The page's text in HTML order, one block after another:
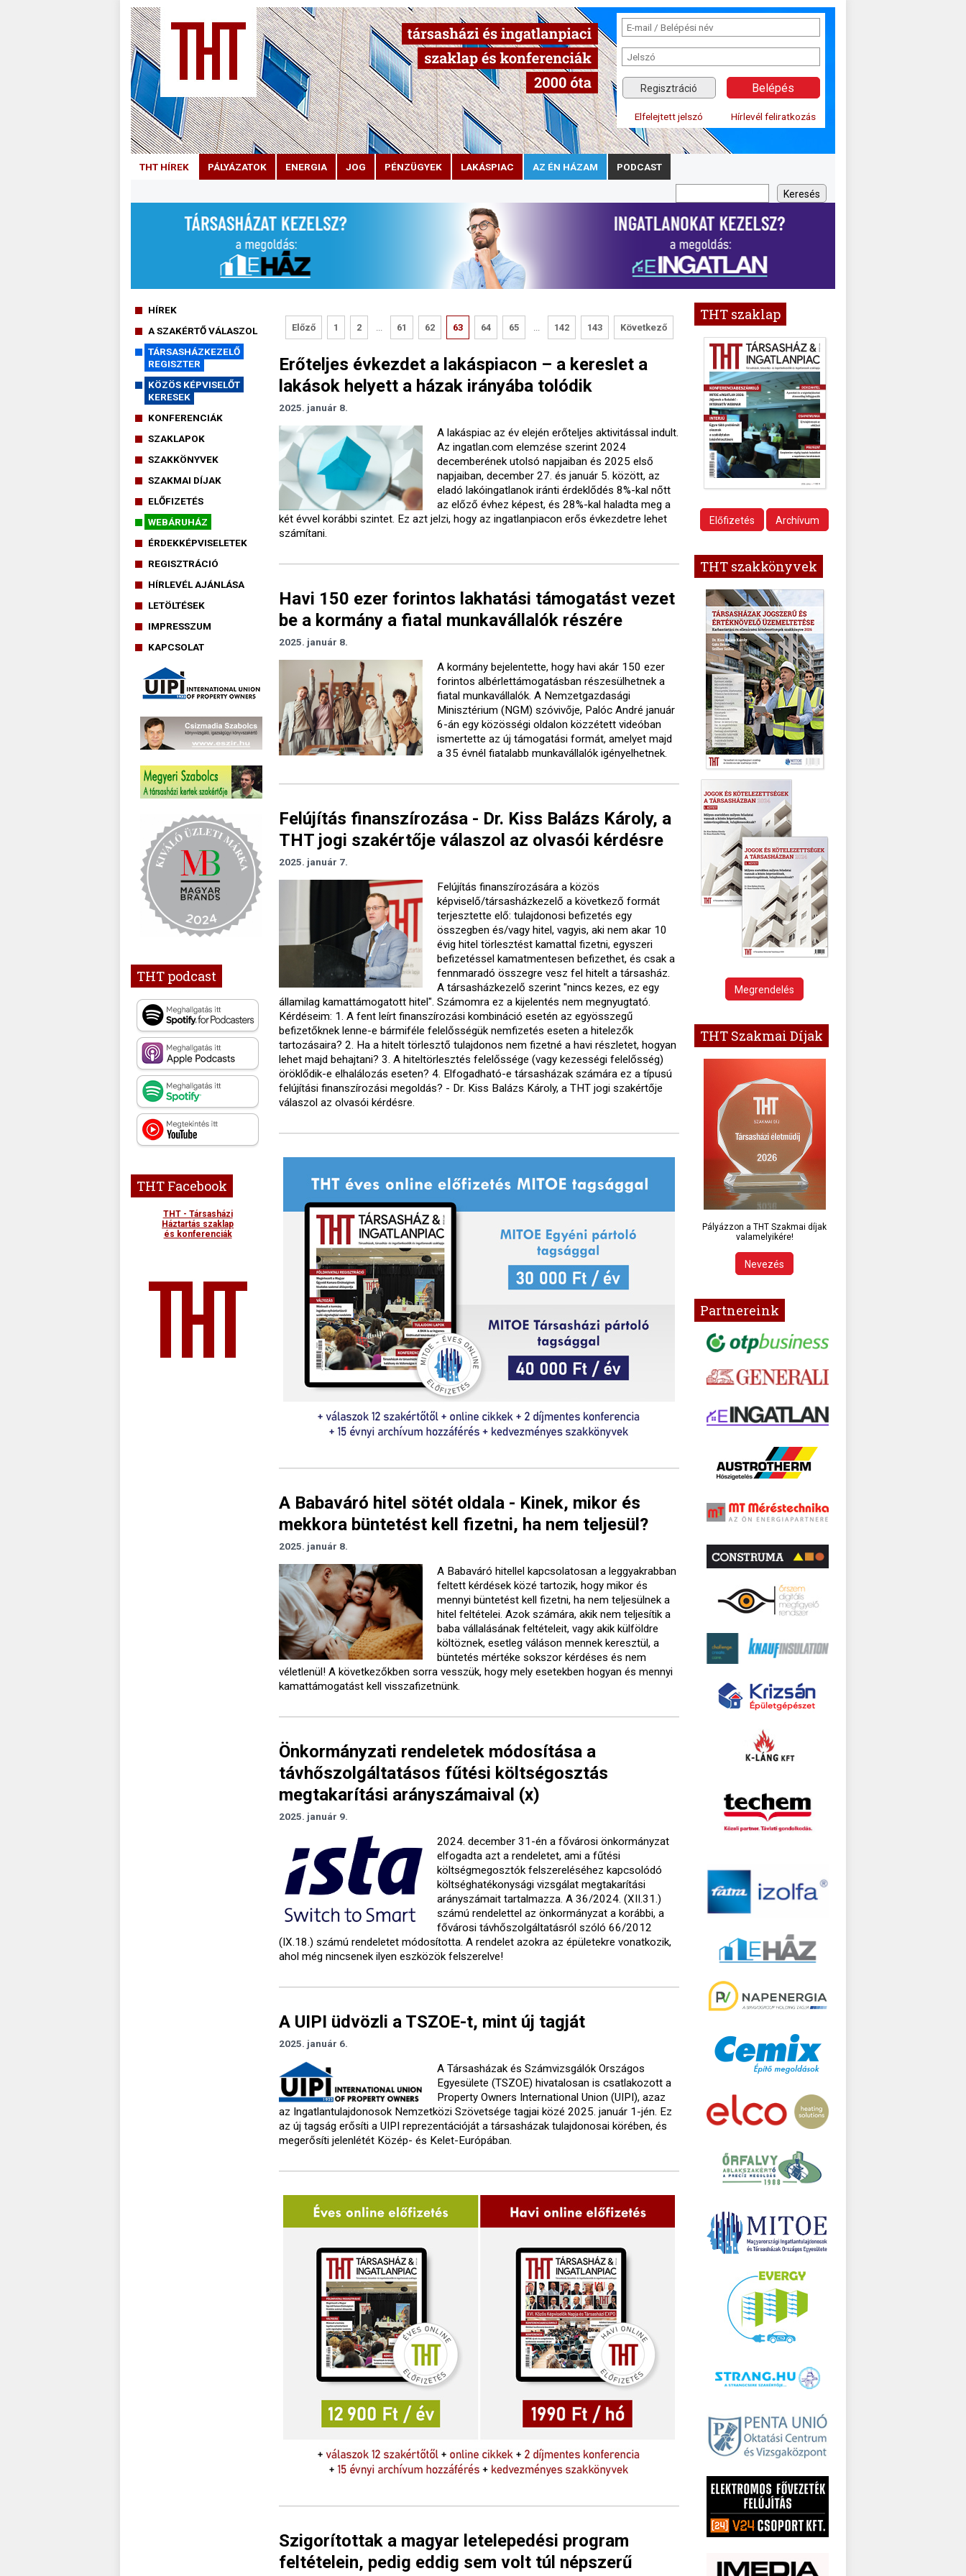
Regisztráció
Elfelejtett jelszó Hírlevél feliratkozás
THT HÍREK PÁLYÁZATOK ENERGIA JOG PÉNZÜGYEK LAKÁSPIAC AZ ÉN HÁZAM PODCAST
HÍREK
A SZAKÉRTŐ VÁLASZOL
TÁRSASHÁZKEZELŐ
REGISZTER
KÖZÖS KÉPVISELŐT
KERESEK
KONFERENCIÁK
SZAKLAPOK
SZAKKÖNYVEK
SZAKMAI DÍJAK
ELŐFIZETÉS
WEBÁRUHÁZ
ÉRDEKKÉPVISELETEK
REGISZTRÁCIÓ
HÍRLEVÉL AJÁNLÁSA
LETÖLTÉSEK
IMPRESSZUM
KAPCSOLAT
THT podcast
THT Facebook
THT - Társasházi
Háztartás szaklap
és konferenciák
Előző 1 2 61 62 63 64 65 142 143 Következő
Erőteljes évkezdet a lakáspiacon – a kereslet a
lakások helyett a házak irányába tolódik
2025. január 8.
A lakáspiac az év elején erőteljes aktivitással indult.
Az ingatlan.com elemzése szerint 2024
decemberének utolsó napjaiban és 2025 első
napjaiban, december 27. és január 5. között, az
eladó lakóingatlanok iránti érdeklődés 8%-kal nőtt
az előző évhez képest, és 28%-kal haladta meg a
két évvel korábbi szintet. Ez azt jelzi, hogy az ingatlanpiacon erős évkezdetre lehet
számítani.
Havi 150 ezer forintos lakhatási támogatást vezet
be a kormány a fiatal munkavállalók részére
2025. január 8.
A kormány bejelentette, hogy havi akár 150 ezer
forintos albérlettámogatásban részesülhetnek a
fiatal munkavállalók. A Nemzetgazdasági
Minisztérium (NGM) szóvivője, Palóc André január
6-án egy közösségi oldalon közzétett videóban
ismertette az új támogatási formát, amelyet majd
a 35 évnél fiatalabb munkavállalók igényelhetnek.
Felújítás finanszírozása - Dr. Kiss Balázs Károly, a
THT jogi szakértője válaszol az olvasói kérdésre
2025. január 7.
Felújítás finanszírozására a közös
képviselő/társasházkezelő a következő formát
terjesztette elő: tulajdonosi befizetés egy
összegben és/vagy hitel, vagyis, aki nem akar 10
évig hitel törlesztést kamattal fizetni, egyszeri
befizetéssel kamatmentesen befizethet, és csak a
fennmaradó összegre vesz fel hitelt a társasház.
A társasházkezelő szerint "nincs kezes, ez egy
államilag kamattámogatott hitel". Számomra ez a kijelentés nem megnyugtató.
Kérdéseim: 1. A fent leírt finanszírozási kombináció esetén az egyösszegű
befizetőknek lenne-e bármiféle felelősségük nemfizetés eseten a hitelezők
tartozásaira? 2. Ha a hitelt törlesztő tulajdonos nem fizetné a havi részletet, hogyan
lehet majd behajtani? 3. A hiteltörlesztés felelőssége (vagy kezességi felelősség)
öröklődik-e elhalálozás eseten? 4. Elfogadható-e társasházak számára ez a típusú
felújítási finanszírozási megoldás? - Dr. Kiss Balázs Károly, a THT jogi szakértője
válaszol az olvasói kérdésre.
A Babaváró hitel sötét oldala - Kinek, mikor és
mekkora büntetést kell fizetni, ha nem teljesül?
2025. január 8.
A Babaváró hitellel kapcsolatosan a leggyakrabban
feltett kérdések közé tartozik, hogy mikor és
mennyi büntetést kell fizetni, ha nem teljesülnek a
hitel feltételei. Azok számára, akik nem teljesítik a
baba vállalásának feltételeit, vagy akik külföldre
költöznek, esetleg váláson mennek keresztül, a
büntetés mértéke sokszor kérdéses és nem
véletlenül! A következőkben sorra vesszük, hogy mely esetekben hogyan és mennyi
kamattámogatást kell visszafizetnünk.
Önkormányzati rendeletek módosítása a
távhőszolgáltatásos fűtési költségosztás
megtakarítási arányszámaival (x)
2025. január 9.
2024. december 31-én a fővárosi önkormányzat
elfogadta azt a rendeletet, ami a fűtési
költségmegosztók felszereléséhez kapcsolódó
költséghatékonysági vizsgálat megtakarítási
arányszámait tartalmazza. A 36/2024. (XII.31.)
számú rendelettel az önkormányzat a korábbi, a
fővárosi távhőszolgáltatásról szóló 66/2012
(IX.18.) számú rendeletet módosította. A rendelet azokra az épületekre vonatkozik,
ahol még nincsenek ilyen eszközök felszerelve!
A UIPI üdvözli a TSZOE-t, mint új tagját
2025. január 6.
A Társasházak és Számvizsgálók Országos
Egyesülete (TSZOE) hivatalosan is csatlakozott a
Property Owners International Union (UIPI), azaz
az Ingatlantulajdonosok Nemzetközi Szövetsége tagjai közé 2025. január 1-jén. Ez
az új tagság erősíti a UIPI reprezentációját a társasházak tulajdonosai körében, és
megerősíti jelenlétét Közép- és Kelet-Európában.
Szigorítottak a magyar letelepedési program
feltételein, pedig eddig sem volt túl népszerű
THT szaklap
Előfizetés Archívum
THT szakkönyvek
Megrendelés
THT Szakmai Díjak
Pályázzon a THT Szakmai díjak
valamelyikére!
Nevezés
Partnereink